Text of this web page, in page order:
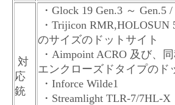
対
応
銃
・Glock 19 Gen.3 ～ Gen.5
・Trijicon RMR,HOLOSUN
のサイズのドットサイト
・Aimpoint ACRO 及び、
エンクローズドタイプのド
・Inforce Wilde1
・Streamlight TLR-7/7HL-X